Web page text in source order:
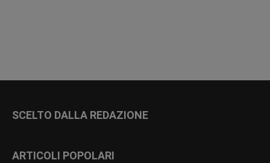
SCELTO DALLA REDAZIONE
ARTICOLI POPOLARI